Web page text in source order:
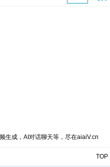
生成，AI对话聊天等，尽在aiaiV.cn
TOP